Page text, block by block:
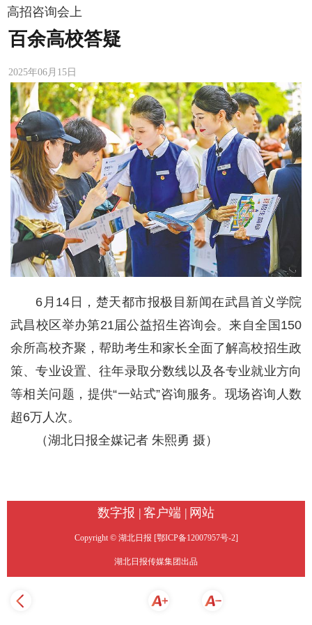
高招咨询会上
百余高校答疑
2025年06月15日
6月14日，楚天都市报极目新闻在武昌首义学院
武昌校区举办第21届公益招生咨询会。来自全国150
余所高校齐聚，帮助考生和家长全面了解高校招生政
策、专业设置、往年录取分数线以及各专业就业方向
等相关问题，提供“一站式”咨询服务。现场咨询人数
超6万人次。
（湖北日报全媒记者 朱熙勇 摄）
数字报 | 客户端 | 网站
Copyright © 湖北日报 [鄂ICP备12007957号-2]
湖北日报传媒集团出品